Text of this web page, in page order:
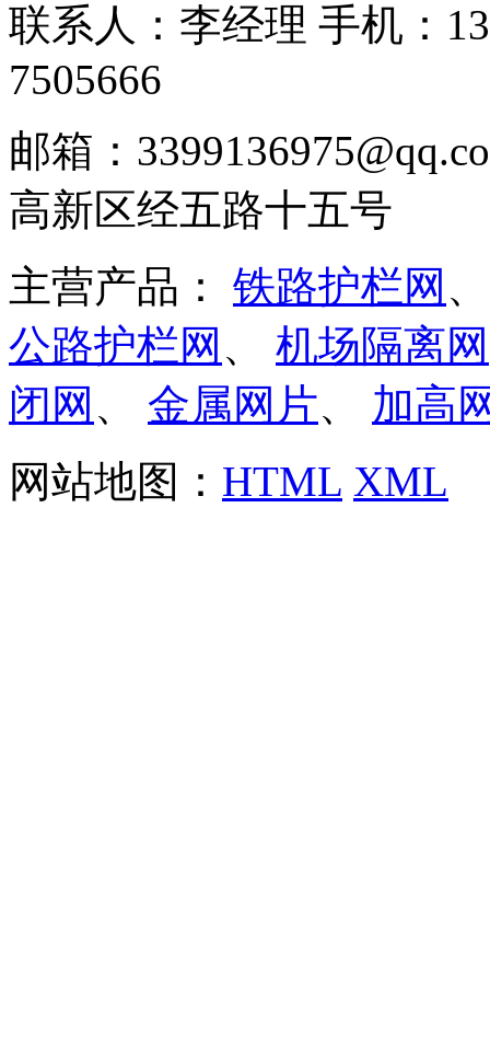
联系人：李经理 手机：
7505666
邮箱：
高新区经五路十五号
主营产品： 铁路护栏网
公路护栏网 、 机场隔离网
闭网 、 金属网片、 加高
网站地图： HTML XML